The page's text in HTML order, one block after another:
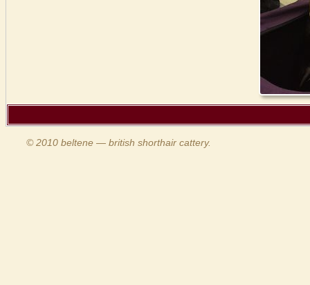
© 2010 beltene — british shorthair cattery.